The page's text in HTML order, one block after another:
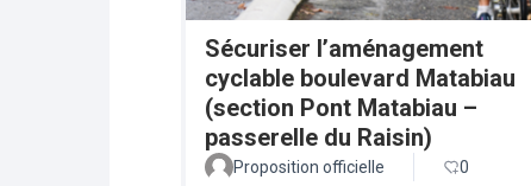
Sécuriser l’aménagement
cyclable boulevard Matabiau
(section Pont Matabiau –
passerelle du Raisin)
Proposition officielle 0